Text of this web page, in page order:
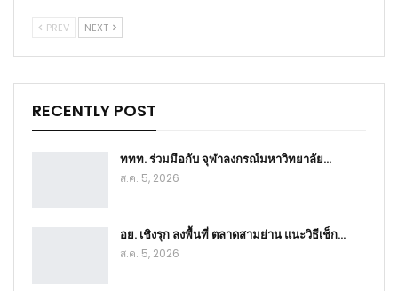
PREV NEXT
RECENTLY POST
ททท. ร่วมมือกับ จุฬาลงกรณ์มหาวิทยาลัย…
ส.ค. 5, 2026
อย. เชิงรุก ลงพื้นที่ ตลาดสามย่าน แนะวิธีเช็ก…
ส.ค. 5, 2026